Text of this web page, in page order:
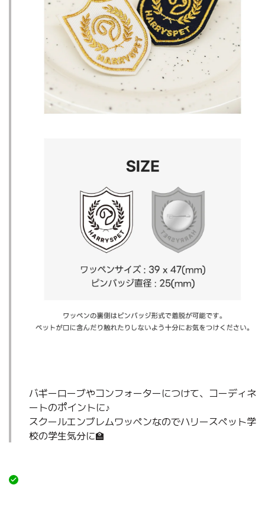
バギーローブやコンフォーターにつけて、コーディネ
ートのポイントに♪
スクールエンブレムワッペンなのでハリースペット学
校の学生気分に🏫